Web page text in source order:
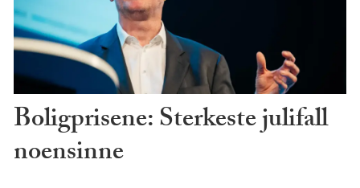
Boligprisene: Sterkeste julifall
noensinne